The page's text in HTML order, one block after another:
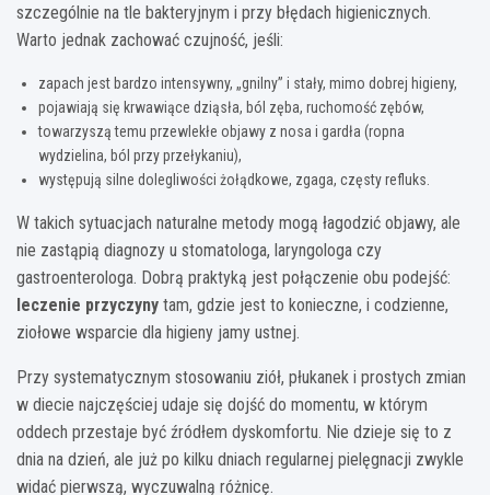
szczególnie na tle bakteryjnym i przy błędach higienicznych.
Warto jednak zachować czujność, jeśli:
zapach jest bardzo intensywny, „gnilny” i stały, mimo dobrej higieny,
pojawiają się krwawiące dziąsła, ból zęba, ruchomość zębów,
towarzyszą temu przewlekłe objawy z nosa i gardła (ropna
wydzielina, ból przy przełykaniu),
występują silne dolegliwości żołądkowe, zgaga, częsty refluks.
W takich sytuacjach naturalne metody mogą łagodzić objawy, ale
nie zastąpią diagnozy u stomatologa, laryngologa czy
gastroenterologa. Dobrą praktyką jest połączenie obu podejść:
leczenie przyczyny tam, gdzie jest to konieczne, i codzienne,
ziołowe wsparcie dla higieny jamy ustnej.
Przy systematycznym stosowaniu ziół, płukanek i prostych zmian
w diecie najczęściej udaje się dojść do momentu, w którym
oddech przestaje być źródłem dyskomfortu. Nie dzieje się to z
dnia na dzień, ale już po kilku dniach regularnej pielęgnacji zwykle
widać pierwszą, wyczuwalną różnicę.